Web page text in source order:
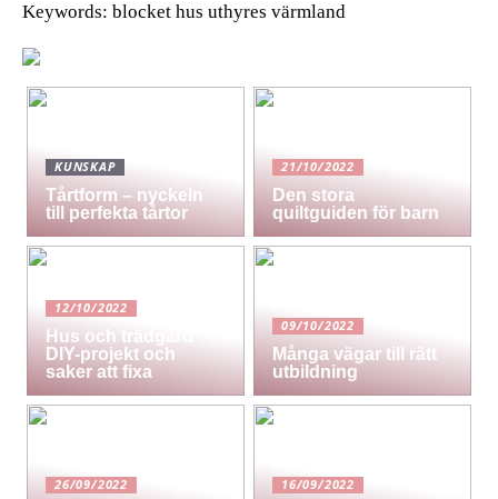
Keywords: blocket hus uthyres värmland
KUNSKAP
Tårtform – nyckeln
till perfekta tårtor
21/10/2022
Den stora
quiltguiden för barn
12/10/2022
Hus och trädgård
DIY-projekt och
saker att fixa
09/10/2022
Många vägar till rätt
utbildning
26/09/2022 16/09/2022